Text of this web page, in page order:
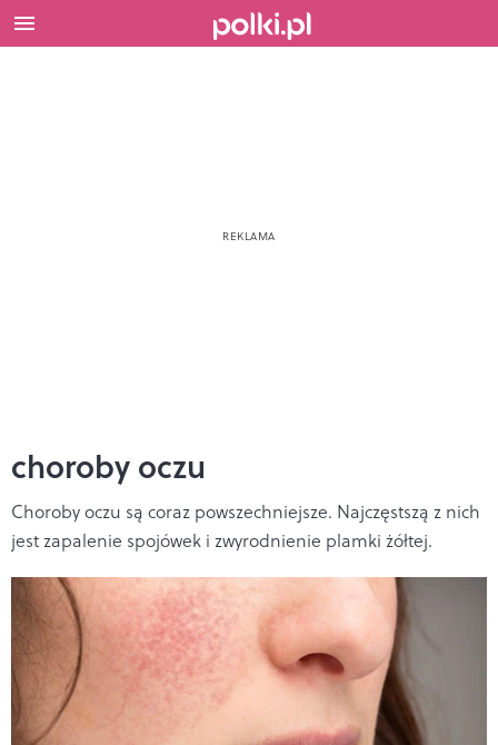
choroby oczu
Choroby oczu są coraz powszechniejsze. Najczęstszą z nich
jest zapalenie spojówek i zwyrodnienie plamki żółtej.